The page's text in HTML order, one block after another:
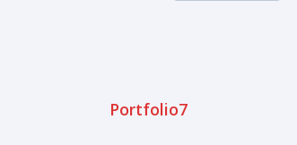
Portfolio7